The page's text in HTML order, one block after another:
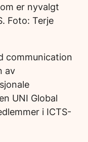
er nyvalgt
Foto: Terje
communication
av
UNI Global
i ICTS-